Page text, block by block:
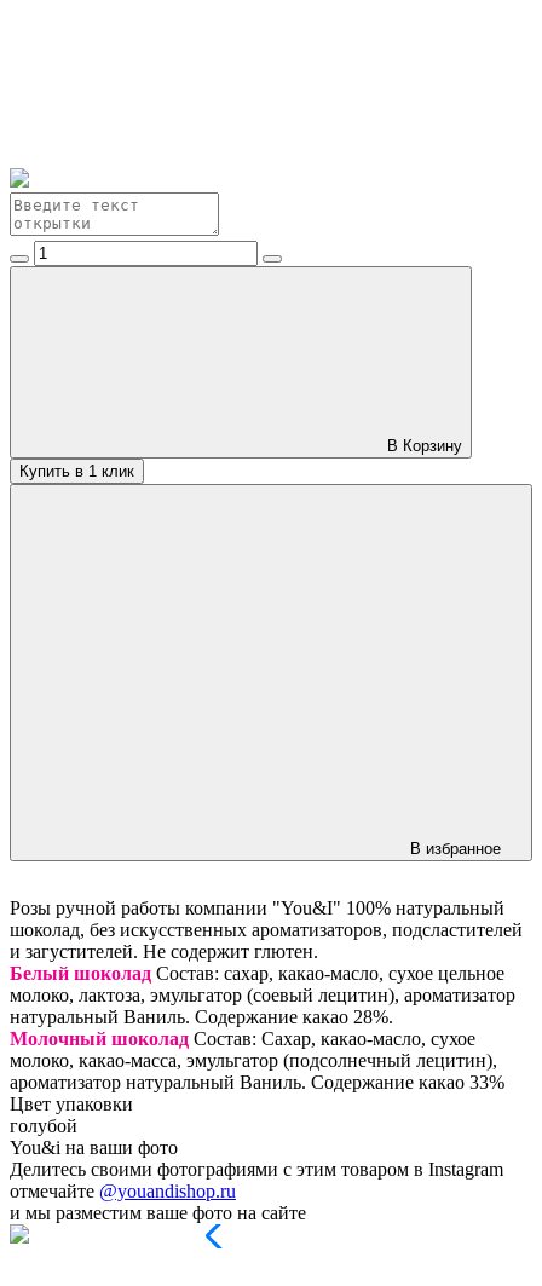
В Корзину
Купить в 1 клик
В избранное
Розы ручной работы компании "You&I" 100% натуральный
шоколад, без искусственных ароматизаторов, подсластителей
и загустителей. Не содержит глютен.
Белый шоколад Состав: сахар, какао-масло, сухое цельное
молоко, лактоза, эмульгатор (соевый лецитин), ароматизатор
натуральный Ваниль. Содержание какао 28%.
Молочный шоколад Состав: Сахар, какао-масло, сухое
молоко, какао-масса, эмульгатор (подсолнечный лецитин),
ароматизатор натуральный Ваниль. Содержание какао 33%
Цвет упаковки
голубой
You&i на ваши фото
Делитесь своими фотографиями с этим товаром в Instagram
отмечайте @youandishop.ru
и мы разместим ваше фото на сайте